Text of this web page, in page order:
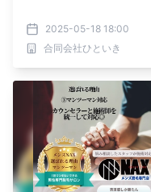
2025-05-18 18:00
合同会社ひといき